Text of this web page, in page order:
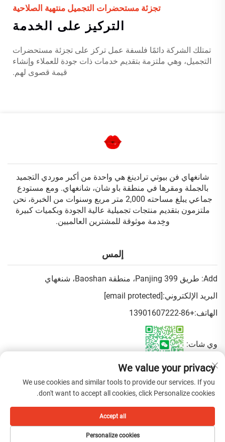
تجزئة مستحضرات التجميل منتهية الصلاحية
التركيز على الخدمة
تمتلك الشركة دائمًا فلسفة عمل تركز على تجزئة مستحضرات
التجميل، وهي ملتزمة بتقديم خدمات ذات جودة للعملاء وإنشاء
قيمة قصوى لهم.
شانغهاي فن بيوتي ترادينغ هي واحدة من أكبر موردي التجميد
بالجملة ومقرها في منطقة باو شان، شانغهاي. ومع مستودع
جماعي يبلغ مساحته 2,000 متر مربع وسنوات من الخبرة، نحن
ملتزمون بتقديم منتجات تجميلية عالية الجودة وبكميات كبيرة
وخِدمة موثوقة للمشترين العالميين.
إلمس
Add: طريق Panjing 399، منطقة Baoshan، شنغهاي
البريد الإلكتروني:[email protected]
الهاتف:+86-13901607222
وي شات:
سياسة الخصوصية
المحدودة. جميع الحقوق محفوظة.
We value your privacy
We use cookies and similar tools to provide our services. If you
don't want to accept all cookies, click Personalize cookies.
Personalize cookies
Accept all